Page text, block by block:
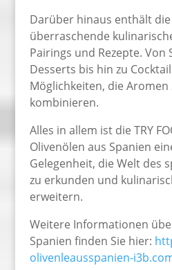
Darüber hinaus enthält
überraschende
Pairings und Rezepte. Von
Desserts bis hin zu
Möglichkeiten, die Aromen
kombinieren.
Alles in allem ist die TRY
Olivenölen aus Spanien
Gelegenheit, die Welt des
zu erkunden und
erweitern.
Weitere Informationen
Spanien finden Sie hier:
olivenleausspanien-